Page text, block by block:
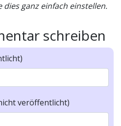
dies ganz einfach einstellen.
schreiben
veröffentlicht)